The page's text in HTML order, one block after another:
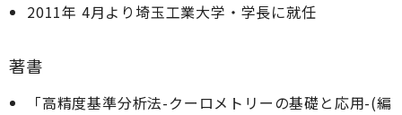
2011年 4月より埼玉工業大学・学長に就任
著書
「高精度基準分析法-クーロメトリーの基礎と応用-(編